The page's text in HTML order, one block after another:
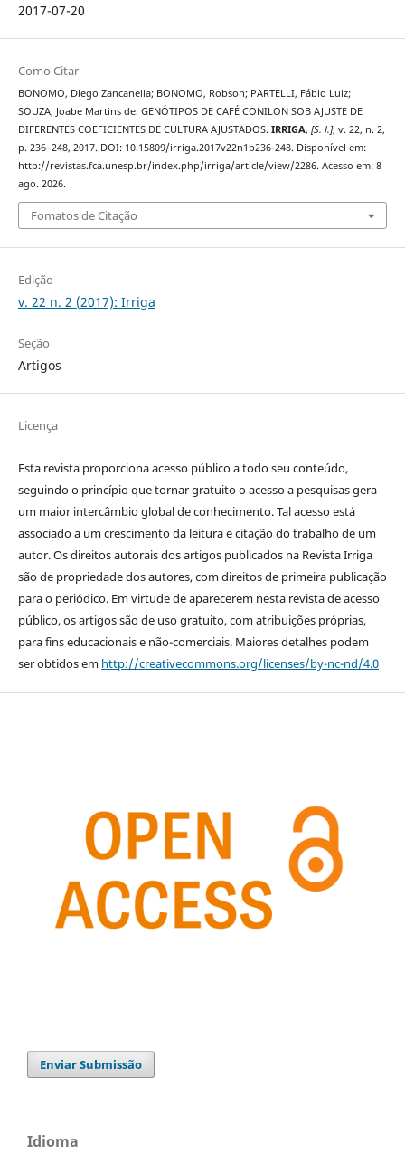
2017-07-20
Como Citar
BONOMO, Diego Zancanella; BONOMO, Robson; PARTELLI, Fábio Luiz;
SOUZA, Joabe Martins de. GENÓTIPOS DE CAFÉ CONILON SOB AJUSTE DE
DIFERENTES COEFICIENTES DE CULTURA AJUSTADOS. IRRIGA, [S. l.], v. 22, n. 2,
p. 236–248, 2017. DOI: 10.15809/irriga.2017v22n1p236-248. Disponível em:
http://revistas.fca.unesp.br/index.php/irriga/article/view/2286. Acesso em: 8
ago. 2026.
Fomatos de Citação
Edição
v. 22 n. 2 (2017): Irriga
Seção
Artigos
Licença
Esta revista proporciona acesso público a todo seu conteúdo,
seguindo o princípio que tornar gratuito o acesso a pesquisas gera
um maior intercâmbio global de conhecimento. Tal acesso está
associado a um crescimento da leitura e citação do trabalho de um
autor. Os direitos autorais dos artigos publicados na Revista Irriga
são de propriedade dos autores, com direitos de primeira publicação
para o periódico. Em virtude de aparecerem nesta revista de acesso
público, os artigos são de uso gratuito, com atribuições próprias,
para fins educacionais e não-comerciais. Maiores detalhes podem
ser obtidos em http://creativecommons.org/licenses/by-nc-nd/4.0
Enviar Submissão
Idioma